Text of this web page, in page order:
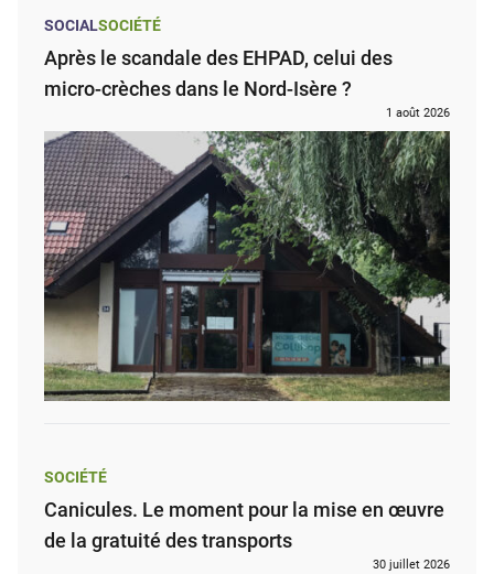
SOCIALSOCIÉTÉ
Après le scandale des EHPAD, celui des
micro-crèches dans le Nord-Isère ?
1 août 2026
SOCIÉTÉ
Canicules. Le moment pour la mise en œuvre
de la gratuité des transports
30 juillet 2026